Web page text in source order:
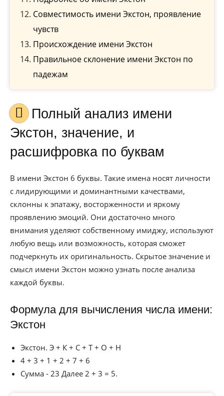
Совместимость имени Экстон, проявление
чувств
Происхождение имени Экстон
Правильное склонение имени Экстон по
падежам
Полный анализ имени
Экстон, значение, и
расшифровка по буквам
В имени Экстон 6 буквы. Такие имена носят личности
с лидирующими и доминантными качествами,
склонны к эпатажу, восторженности и яркому
проявлению эмоций. Они достаточно много
внимания уделяют собственному имиджу, используют
любую вещь или возможность, которая сможет
подчеркнуть их оригинальность. Скрытое значение и
смысл имени Экстон можно узнать после анализа
каждой буквы.
Формула для вычисления числа имени:
Экстон
Экстон. Э + К + С + Т + О + Н
4 + 3 + 1 + 2 + 7 + 6
Сумма - 23 Далее 2 + 3 = 5.